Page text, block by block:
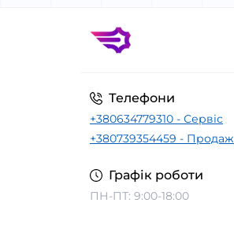
Телефони
+380634779310 - Сервіс
+380739354459 - Продаж
Графік роботи
ПН-ПТ: 9:00-18:00